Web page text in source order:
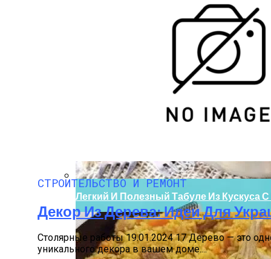
Создание Декоративных Вставок С
Легкий И Полезный Табуле Из Кускуса
СТРОИТЕЛЬСТВО И РЕМОНТ
Декор Из Дерева: Идеи Для
Столярные работы 19.01.2024 17 Дерево — это
уникального декора в вашем доме....